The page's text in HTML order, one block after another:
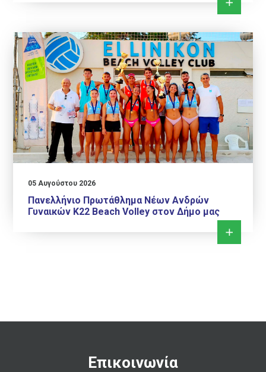
05 Αυγούστου 2026
Πανελλήνιο Πρωτάθλημα Νέων Ανδρών
Γυναικών Κ22 Beach Volley στον Δήμο μας
Επικοινωνία